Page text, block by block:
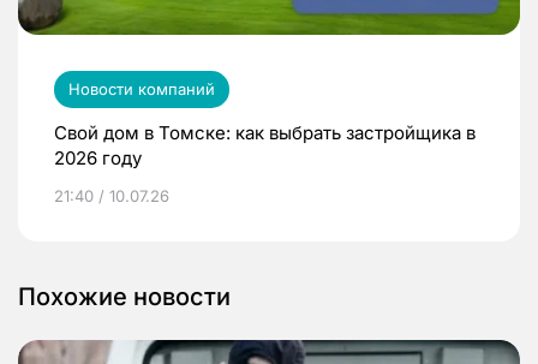
Новости компаний
Свой дом в Томске: как выбрать застройщика в
2026 году
21:40 / 10.07.26
Похожие новости